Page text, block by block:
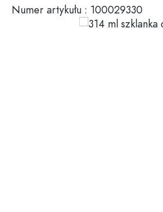
Opakowania kosmetyczne
Numer artykułu : 100029330